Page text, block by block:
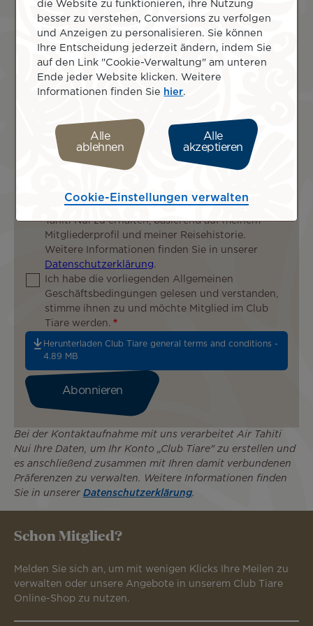
Straße
Straße
Ich möchte mein Postfach verwenden
Ich stimme zu, personalisierte Angebote von Air
Tahiti Nui zu erhalten, basierend auf meinem
Mitgliederprofil und meiner Reisehistorie.
Weitere Informationen finden Sie in unserer
Datenschutzerklärung .
Ich habe die vorliegenden Allgemeinen
Geschäftsbedingungen gelesen und verstanden,
stimme ihnen zu und möchte Mitglied im Club
Tiare werden.
Herunterladen Club Tiare general terms and conditions -
4.89 MB
Bei der Kontaktaufnahme mit uns verarbeitet Air Tahiti
Nui Ihre Daten, um Ihr Konto „Club Tiare" zu erstellen und
es anschließend zusammen mit Ihren damit verbundenen
Präferenzen zu verwalten. Weitere Informationen finden
Sie in unserer Datenschutzerklärung.
Schon Mitglied?
Melden Sie sich an, um mit wenigen Klicks Ihre Meilen zu
verwalten oder unsere Angebote in unserem Club Tiare
Online-Shop zu nutzen.
die Website zu funktionieren, ihre Nutzung
besser zu verstehen, Conversions zu verfolgen
und Anzeigen zu personalisieren. Sie können
Ihre Entscheidung jederzeit ändern, indem Sie
auf den Link "Cookie-Verwaltung" am unteren
Ende jeder Website klicken. Weitere
Informationen finden Sie hier.
Alle
ablehnen
Alle
akzeptieren
Cookie-Einstellungen verwalten